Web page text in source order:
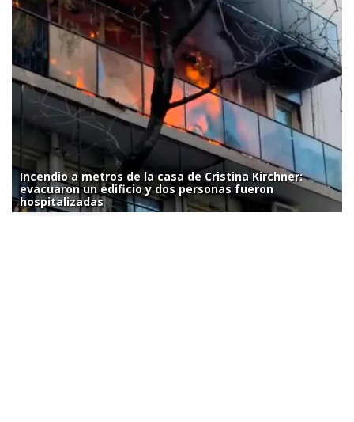
Incendio a metros de la casa de Cristina Kirchner:
evacuaron un edificio y dos personas fueron
hospitalizadas